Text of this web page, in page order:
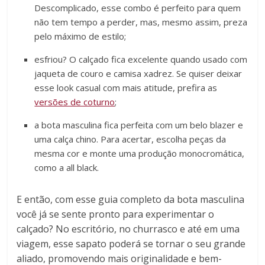
Descomplicado, esse combo é perfeito para quem
não tem tempo a perder, mas, mesmo assim, preza
pelo máximo de estilo;
esfriou? O calçado fica excelente quando usado com
jaqueta de couro e camisa xadrez. Se quiser deixar
esse look casual com mais atitude, prefira as
versões de coturno;
a bota masculina fica perfeita com um belo blazer e
uma calça chino. Para acertar, escolha peças da
mesma cor e monte uma produção monocromática,
como a all black.
E então, com esse guia completo da bota masculina
você já se sente pronto para experimentar o
calçado? No escritório, no churrasco e até em uma
viagem, esse sapato poderá se tornar o seu grande
aliado, promovendo mais originalidade e bem-